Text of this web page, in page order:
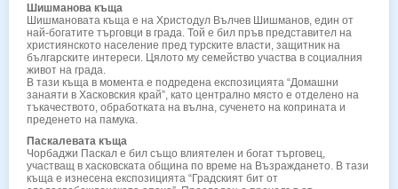
Шишманова къща
Шишмановата къща е на Христодул Вълчев Шишманов, един от
най-богатите търговци в града. Той е бил пръв представител на
християнското население пред турските власти, защитник на
българските интереси. Цялото му семейство участва в социалния
живот на града.
В тази къща в момента е подредена експозицията “Домашни
занаяти в Хасковския край”, като централно място е отделено на
тъкачеството, обработката на вълна, сученето на коприната и
преденето на памука.
Паскалевата къща
Чорбаджи Паскал е бил също влиятелен и богат търговец,
участващ в хасковската община по време на Възраждането. В тази
къща е изнесена експозицията “Градският бит от